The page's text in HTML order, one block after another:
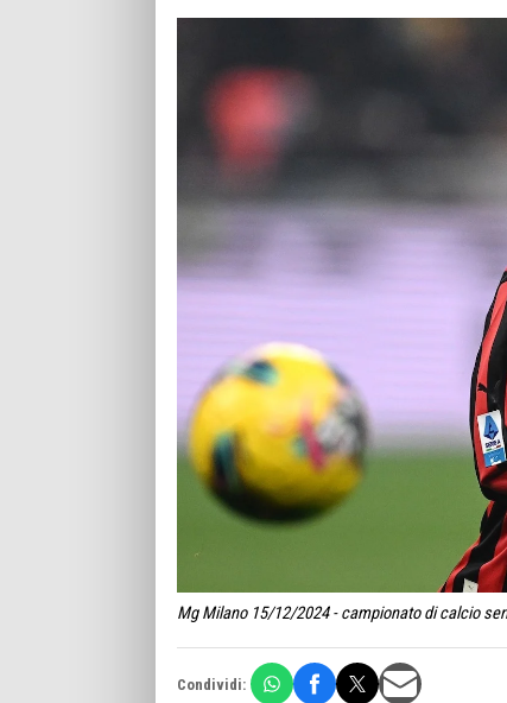
Mg Milano 15/12/2024 - campionato di calcio
Condividi: